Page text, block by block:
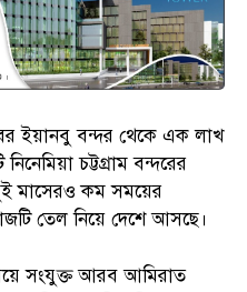
ইয়ানবু বন্দর থেকে এক লাখ
চট্টগ্রাম বন্দরের
মাসেরও কম সময়ের
তেল নিয়ে দেশে আসছে।
সংযুক্ত আরব আমিরাত